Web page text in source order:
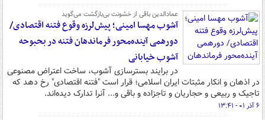
عمادالدین باقی از خشونت بی‌بازگشت می‌گوید
آشوب مهسا امینی؛ پیش‌لرزه وقوع فتنه اقتصادی/
دورهمی آینده‌محور فرماندهان فتنه در بحبوحه
آشوب خیابانی
در برایند بسترسازی آشوب، ساخت اعتراض مصنوعی
در اذهان و انکار مثبتات ایران اسلامی؛ قرار است "فتنه اقتصادی" رخ دهد که
تاجیک و ربیعی و حجاریان و تاجزاده و باقی و... آنرا تدارک دیده‌اند.
۶ آذر ۰۱ - ۱۳:۴۱